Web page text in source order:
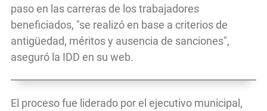
paso en las carreras de los trabajadores
beneficiados, "se realizó en base a criterios de
antigüedad, méritos y ausencia de sanciones",
aseguró la IDD en su web.
El proceso fue liderado por el ejecutivo municipal,